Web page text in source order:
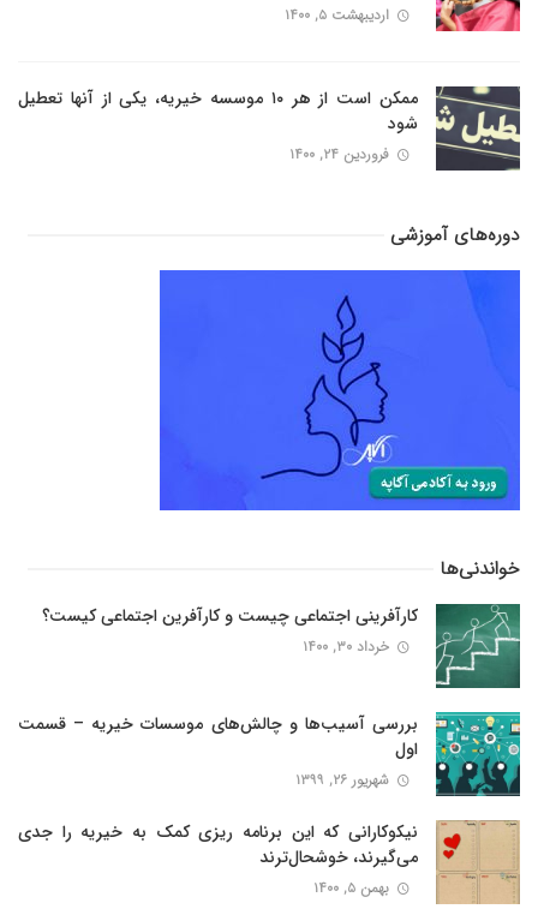
اردیبهشت ۵, ۱۴۰۰
ممکن است از هر ۱۰ موسسه خیریه، یکی از آنها تعطیل
شود
فروردین ۲۴, ۱۴۰۰
دوره‌های آموزشی
خواندنی‌ها
کارآفرینی اجتماعی چیست و کارآفرین اجتماعی کیست؟
خرداد ۳۰, ۱۴۰۰
بررسی آسیب‌ها و چالش‌های موسسات خیریه – قسمت
اول
شهریور ۲۶, ۱۳۹۹
نیکوکارانی که این برنامه ریزی کمک به خیریه را جدی
می‌گیرند، خوشحال‌ترند
بهمن ۵, ۱۴۰۰